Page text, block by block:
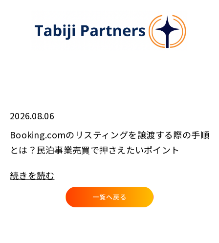
2026.08.06
Booking.comのリスティングを譲渡する際の手順
とは？民泊事業売買で押さえたいポイント
続きを読む
一覧へ戻る